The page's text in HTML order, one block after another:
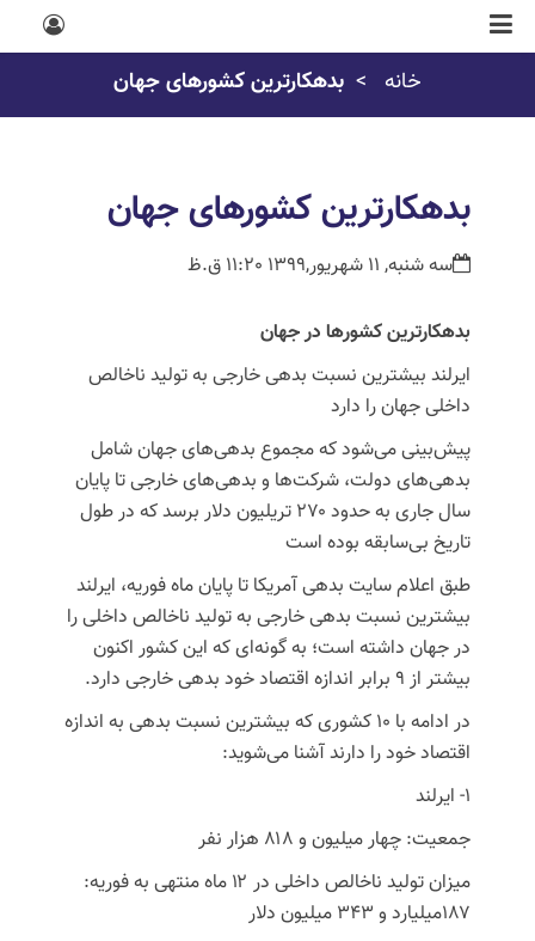
خانه بدهکارترین کشورهای جهان
بدهکارترین کشورهای جهان
سه شنبه, 11 شهریور,1399 11:20 ق.ظ
بدهکارترین کشورها در جهان
ایرلند بیشترین نسبت بدهی خارجی به تولید ناخالص
داخلی جهان را دارد
پیش‌بینی می‌شود که مجموع بدهی‌های جهان شامل
بدهی‌های دولت، شرکت‌ها و بدهی‌های خارجی تا پایان
سال جاری به حدود ۲۷۰ تریلیون دلار برسد که در طول
تاریخ بی‌سابقه بوده است
طبق اعلام سایت بدهی آمریکا تا پایان ماه فوریه، ایرلند
بیشترین نسبت بدهی خارجی به تولید ناخالص داخلی را
در جهان داشته است؛ به گونه‌ای که این کشور اکنون
بیشتر از ۹ برابر اندازه اقتصاد خود بدهی خارجی دارد.
در ادامه با ۱۰ کشوری که بیشترین نسبت بدهی به اندازه
اقتصاد خود را دارند آشنا می‌شوید:
۱- ایرلند
جمعیت: چهار میلیون و ۸۱۸ هزار نفر
میزان تولید ناخالص داخلی در ۱۲ ماه منتهی به فوریه:
۱۸۷میلیارد و ۳۴۳ میلیون دلار